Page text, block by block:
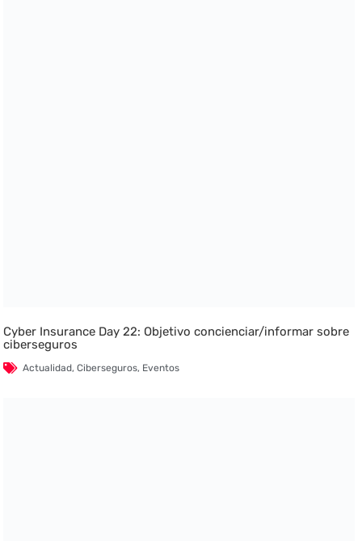
Cyber Insurance Day 22: Objetivo concienciar/informar sobre
ciberseguros
Actualidad,Ciberseguros, Eventos